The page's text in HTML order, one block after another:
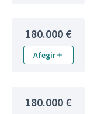
180.000 €
Afegir
180.000 €